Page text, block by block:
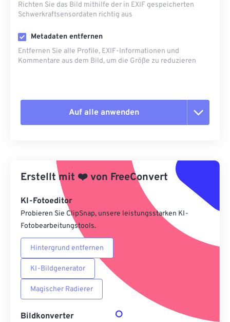
Richten Sie das Bild mithilfe der in EXIF ​​gespeicherten
Schwerkraftsensordaten richtig aus
Metadaten entfernen
Entfernen Sie alle Profile, EXIF-Informationen und
Kommentare aus dem Bild, um die Größe zu reduzieren
Auf alle anwenden
Aus Vorgabe anwenden
Als Vorgabe speichern
Erstellt mit ❤️von FreeConvert
KI-Fotoeditor
Probieren Sie ClipSnap, unsere leistungsstarken KI-
Fotobearbeitungstools.
Hintergrund entfernen
KI-Bildgenerator
Magischer Radierer
Bildkonverter